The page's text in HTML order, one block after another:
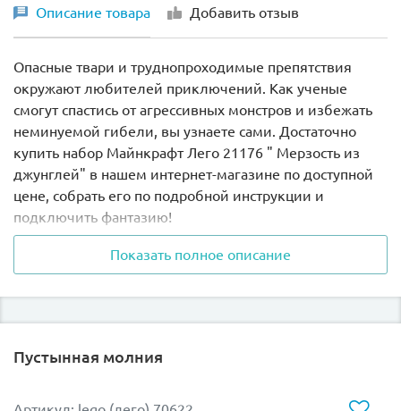
Описание товара Добавить отзыв
Опасные твари и труднопроходимые препятствия
окружают любителей приключений. Как ученые
смогут спастись от агрессивных монстров и избежать
неминуемой гибели, вы узнаете сами. Достаточно
купить набор Майнкрафт Лего 21176 " Мерзость из
джунглей" в нашем интернет-магазине по доступной
цене, собрать его по подробной инструкции и
подключить фантазию!
Монстр, вызывающий ужас и отвращение, напал на
ученых. Спасаясь от чудовища, они понимают, что это
не единственная опасность в непроходимых джунглях.
Хищная лиана, безумный скелет и агрессивный
Вся надежда на собственные силы и ловкость. Ещё
сразиться с нечистью на стороне добра.
Показать полное описание
Пустынная молния